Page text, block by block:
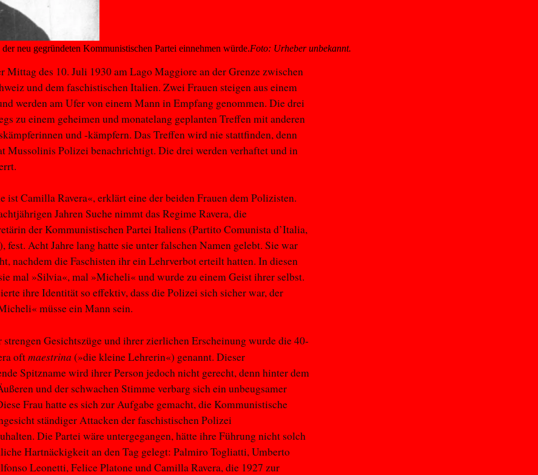
neu gegründeten Kommunistischen Partei einnehmen würde.Foto: Urheber unbekannt.
Mittag des 10. Juli 1930 am Lago Maggiore an der Grenze zwischen
und dem faschistischen Italien. Zwei Frauen steigen aus einem
werden am Ufer von einem Mann in Empfang genommen. Die drei
zu einem geheimen und monatelang geplanten Treffen mit anderen
und -kämpfern. Das Treffen wird nie stattfinden, denn
Mussolinis Polizei benachrichtigt. Die drei werden verhaftet und in
ist Camilla Ravera«, erklärt eine der beiden Frauen dem Polizisten.
Jahren Suche nimmt das Regime Ravera, die
der Kommunistischen Partei Italiens (Partito Comunista d’Italia,
fest. Acht Jahre lang hatte sie unter falschen Namen gelebt. Sie war
nachdem die Faschisten ihr ein Lehrverbot erteilt hatten. In diesen
mal »Silvia«, mal »Micheli« und wurde zu einem Geist ihrer selbst.
ihre Identität so effektiv, dass die Polizei sich sicher war, der
müsse ein Mann sein.
strengen Gesichtszüge und ihrer zierlichen Erscheinung wurde die 40-
oftmaestrina (»die kleine Lehrerin«) genannt. Dieser
Spitzname wird ihrer Person jedoch nicht gerecht, denn hinter dem
und der schwachen Stimme verbarg sich ein unbeugsamer
Frau hatte es sich zur Aufgabe gemacht, die Kommunistische
ständiger Attacken der faschistischen Polizei
Die Partei wäre untergegangen, hätte ihre Führung nicht solch
Hartnäckigkeit an den Tag gelegt: Palmiro Togliatti, Umberto
Leonetti, Felice Platone und Camilla Ravera, die 1927 zur